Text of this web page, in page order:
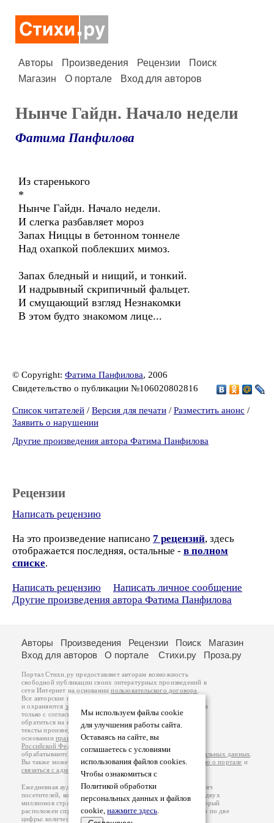
Авторы Произведения Рецензии
Поиск
Магазин
О портале Вход для авторов
Нынче Гайдн. Начало недели
Фатима Панфилова
Из старенького
*
Нынче Гайдн. Начало недели.
И слегка разбавляет мороз
Запах Ниццы в бетонном тоннеле
Над охапкой поблекших мимоз.
Запах бледный и нищий, и тонкий.
И надрывный скрипичный фальцет.
И смущающий взгляд Незнакомки
В этом будто знакомом лице...
© Copyright: Фатима Панфилова, 2006
Свидетельство о публикации №106020802816
Список читателей / Версия для печати / Разместить анонс /
Заявить о нарушении
Другие произведения автора Фатима Панфилова
Рецензии
Написать рецензию
На это произведение написано 7 рецензий, здесь
отображается последняя, остальные - в полном
списке.
Написать рецензию
Написать личное сообщение
Другие произведения автора Фатима Панфилова
Мы используем файлы cookie
для улучшения работы сайта.
Оставаясь на сайте, вы
соглашаетесь с условиями
использования файлов cookies.
Чтобы ознакомиться с
Политикой обработки
персональных данных и файлов
cookie, нажмите здесь.
Авторы Произведения Рецензии Поиск
Магазин
Вход для авторов
О портале Стихи.ру Проза.ру
Портал Стихи.ру предоставляет авторам возможность
свободной публикации своих литературных произведений в
сети Интернет на основаниипользовательского договора
Все авторские права на произведения принадлежат авторам
и охраняются законом
. Перепечатка произведений возможна
только с согласия его автора, к которому вы можете
обратиться на его авторской странице. Ответственность за
тексты произведений авторы несут самостоятельно на
основанииправил публикацииизаконодательства
Российской Федерации
обрабатываются на основанииПолитики обработки персональных данных
Вы также можете посмотреть более подробнуюинформацию о портале и
связаться с администрацией
Ежедневная аудитория портала Стихи.ру – порядка 200 тысяч
посетителей, которые в общей сумме просматривают более двух
миллионов страниц по данным счетчика посещаемости, который
расположен справа от этого текста. В каждой графе указано по две
цифры: количество просмотров и количество посетителей.